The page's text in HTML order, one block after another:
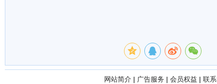
网站简介 | 广告服务 | 会员权益 | 联